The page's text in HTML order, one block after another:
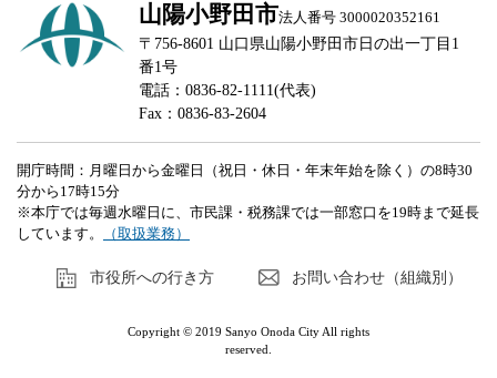
山陽小野田市法人番号 3000020352161
〒756-8601 山口県山陽小野田市日の出一丁目1
番1号
電話：0836-82-1111(代表)
Fax：0836-83-2604
開庁時間：月曜日から金曜日（祝日・休日・年末年始を除く）の8時30
分から17時15分
※本庁では毎週水曜日に、市民課・税務課では一部窓口を19時まで延長
しています。
（取扱業務）
市役所への行き方 お問い合わせ（組織別）
Copyright © 2019 Sanyo Onoda City All rights
reserved.